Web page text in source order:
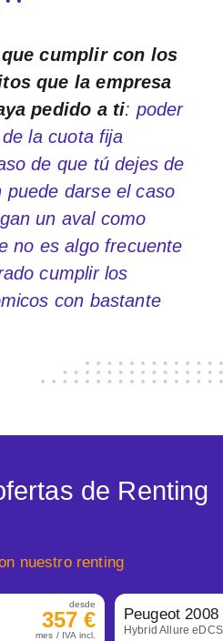
cumplir con los
que la empresa
pedido a ti: poder
la cuota fija
de que tú dejes de
puede darse el caso
un aval como
no es algo frecuente
cumplir los
con bastante
de Renting
nuestro renting
desde
357 €
mes / IVA incl.
Peugeot 2008
Hybrid Allure